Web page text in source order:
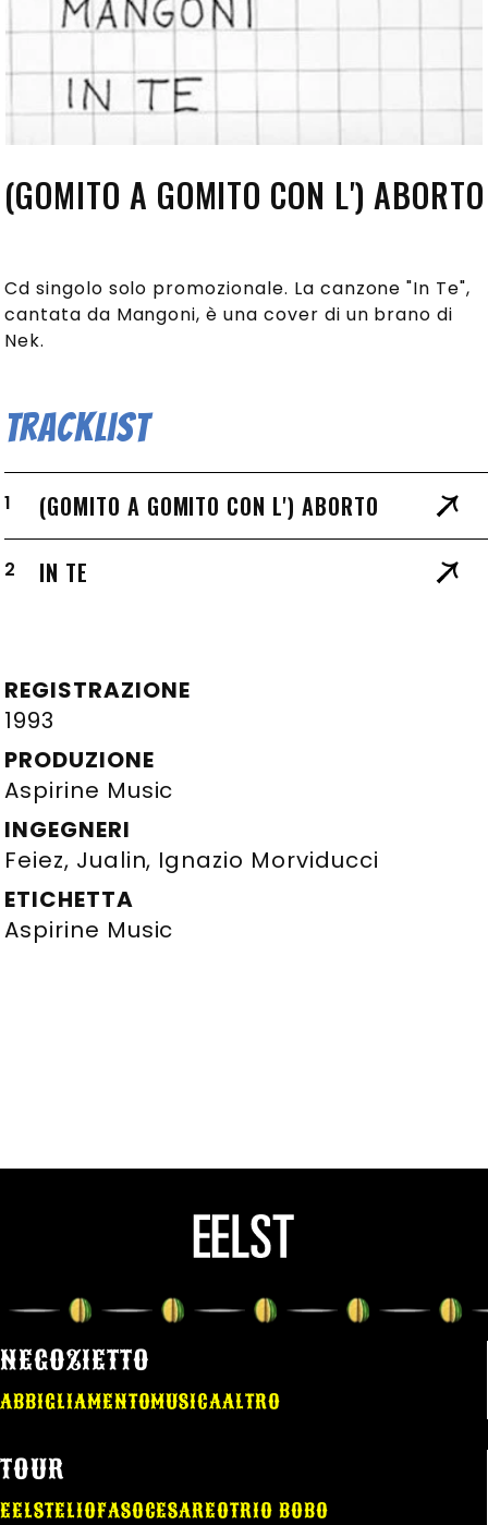
(GOMITO A GOMITO CON L') ABORTO
Cd singolo solo promozionale. La canzone "In Te",
cantata da Mangoni, è una cover di un brano di
Nek.
Tracklist
1 (GOMITO A GOMITO CON L') ABORTO
2 IN TE
REGISTRAZIONE
1993
PRODUZIONE
Aspirine Music
INGEGNERI
Feiez, Jualin, Ignazio Morviducci
ETICHETTA
Aspirine Music
NEGOZIETTO
ABBIGLIAMENTOMUSICAALTRO
TOUR
EELSTELIOFASOCESAREOTRIO BOBO